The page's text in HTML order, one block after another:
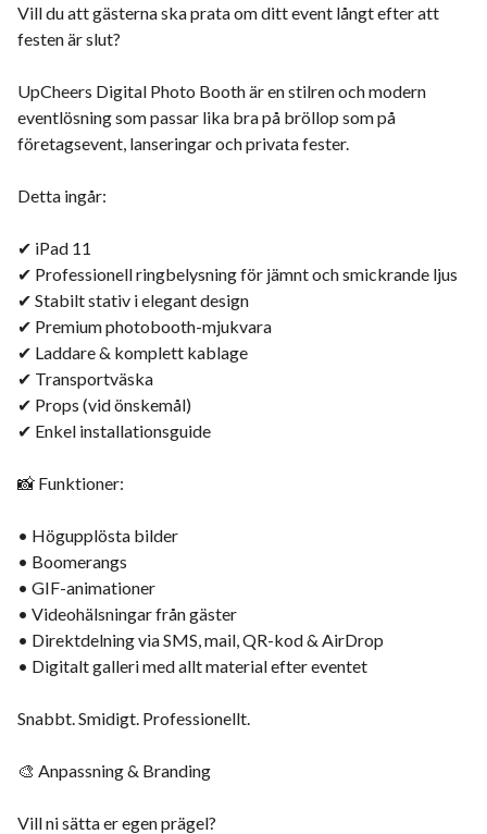
Vill du att gästerna ska prata om ditt event långt efter att
festen är slut?
UpCheers Digital Photo Booth är en stilren och modern
eventlösning som passar lika bra på bröllop som på
företagsevent, lanseringar och privata fester.
Detta ingår:
✔ iPad 11
✔ Professionell ringbelysning för jämnt och smickrande ljus
✔ Stabilt stativ i elegant design
✔ Premium photobooth-mjukvara
✔ Laddare & komplett kablage
✔ Transportväska
✔ Props (vid önskemål)
✔ Enkel installationsguide
📸 Funktioner:
• Högupplösta bilder
• Boomerangs
• GIF-animationer
• Videohälsningar från gäster
• Direktdelning via SMS, mail, QR-kod & AirDrop
• Digitalt galleri med allt material efter eventet
Snabbt. Smidigt. Professionellt.
🎨 Anpassning & Branding
Vill ni sätta er egen prägel?